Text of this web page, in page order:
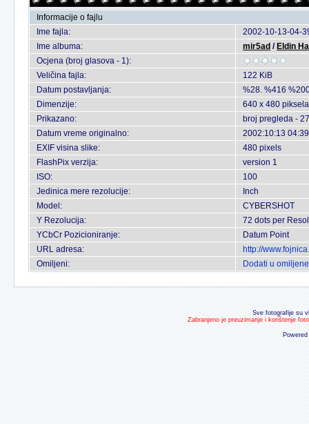
Informacije o fajlu
Ime fajla:
2002-10-13-04-
Ime albuma:
mir5ad / Eldin
Ocjena (broj glasova - 1):
Veličina fajla:
122 KiB
Datum postavljanja:
%28. %416
Dimenzije:
640 x 480 piksela
Prikazano:
broj pregleda -
Datum vreme originalno:
2002:10:13
EXIF visina slike:
480 pixels
FlashPix verzija:
version 1
ISO:
100
Jedinica mere rezolucije:
Inch
Model:
CYBERSHOT
Y Rezolucija:
72 dots per
YCbCr Pozicioniranje:
Datum Point
URL adresa:
http://
Omiljeni:
Dodati u omiljene
Sve fotografije su
Zabranjeno je preuzimanje i korištenje